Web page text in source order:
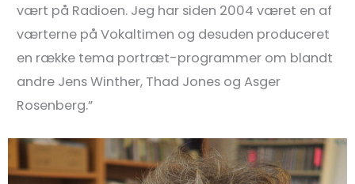
vært på Radioen. Jeg har siden 2004 været en af
værterne på Vokaltimen og desuden produceret
en række tema portræt-programmer om blandt
andre Jens Winther, Thad Jones og Asger
Rosenberg.”